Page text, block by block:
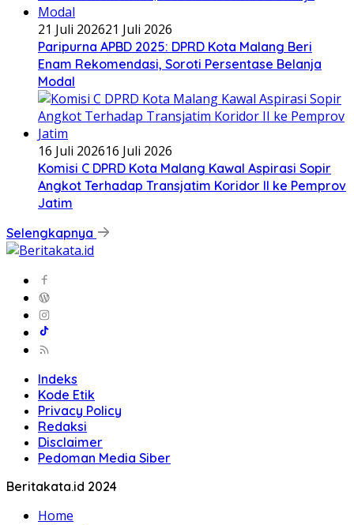
21 Juli 202621 Juli 2026
Paripurna APBD 2025: DPRD Kota Malang Beri
Enam Rekomendasi, Soroti Persentase Belanja
Modal
16 Juli 202616 Juli 2026
Komisi C DPRD Kota Malang Kawal Aspirasi Sopir
Angkot Terhadap Transjatim Koridor II ke Pemprov
Jatim
Selengkapnya
Indeks
Kode Etik
Privacy Policy
Redaksi
Disclaimer
Pedoman Media Siber
Beritakata.id 2024
Home